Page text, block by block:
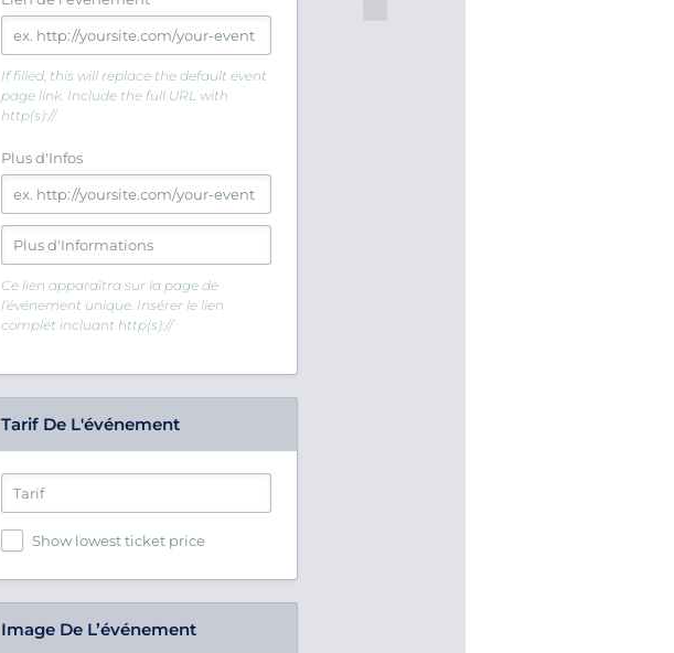
If filled, this will replace the default event
page link. Include the full URL with
http(s)://
Plus d'Infos
Ce lien apparaîtra sur la page de
l’événement unique. Insérer le lien
complet incluant http(s)://
Tarif De L'événement
Show lowest ticket price
Image De L’événement